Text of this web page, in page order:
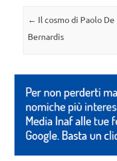
Navigazione articolo
← Il cosmo di Paolo De
Bernardis